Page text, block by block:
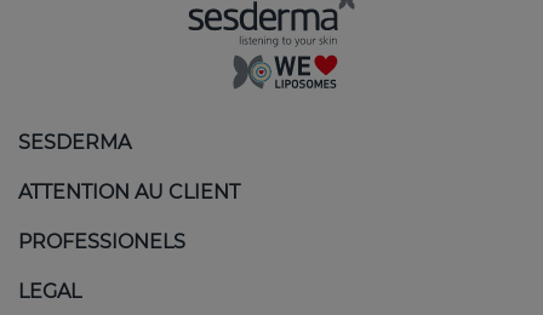
SESDERMA
ATTENTION AU CLIENT
PROFESSIONELS
LEGAL